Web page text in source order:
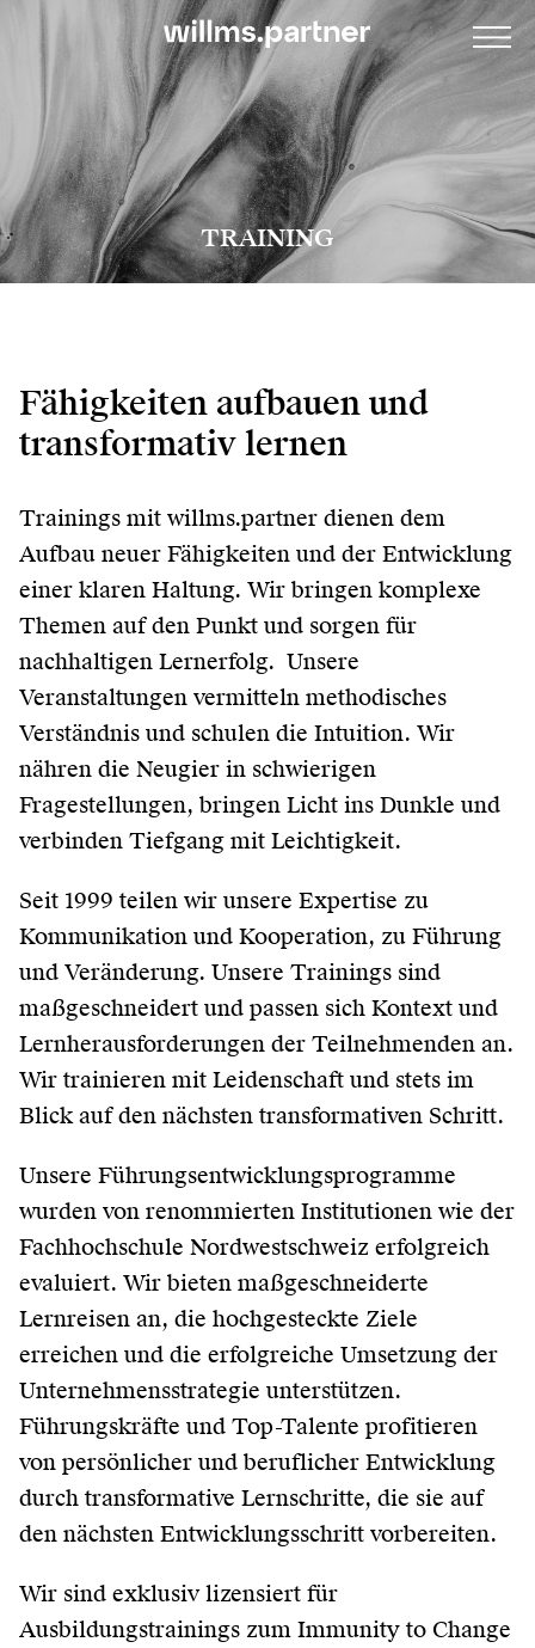
TRAINING
Fähigkeiten aufbauen und
transformativ lernen
Trainings mit willms.partner dienen dem
Aufbau neuer Fähigkeiten und der Entwicklung
einer klaren Haltung. Wir bringen komplexe
Themen auf den Punkt und sorgen für
nachhaltigen Lernerfolg. Unsere
Veranstaltungen vermitteln methodisches
Verständnis und schulen die Intuition. Wir
nähren die Neugier in schwierigen
Fragestellungen, bringen Licht ins Dunkle und
verbinden Tiefgang mit Leichtigkeit.
Seit 1999 teilen wir unsere Expertise zu
Kommunikation und Kooperation, zu Führung
und Veränderung. Unsere Trainings sind
maßgeschneidert und passen sich Kontext und
Lernherausforderungen der Teilnehmenden an.
Wir trainieren mit Leidenschaft und stets im
Blick auf den nächsten transformativen Schritt.
Unsere Führungsentwicklungsprogramme
wurden von renommierten Institutionen wie der
Fachhochschule Nordwestschweiz erfolgreich
evaluiert. Wir bieten maßgeschneiderte
Lernreisen an, die hochgesteckte Ziele
erreichen und die erfolgreiche Umsetzung der
Unternehmensstrategie unterstützen.
Führungskräfte und Top-Talente profitieren
von persönlicher und beruflicher Entwicklung
durch transformative Lernschritte, die sie auf
den nächsten Entwicklungsschritt vorbereiten.
Wir sind exklusiv lizensiert für
Ausbildungstrainings zum Immunity to Change